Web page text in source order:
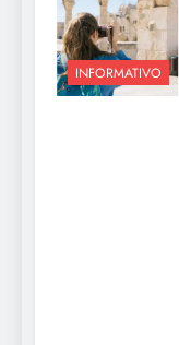
INFORMATIVO